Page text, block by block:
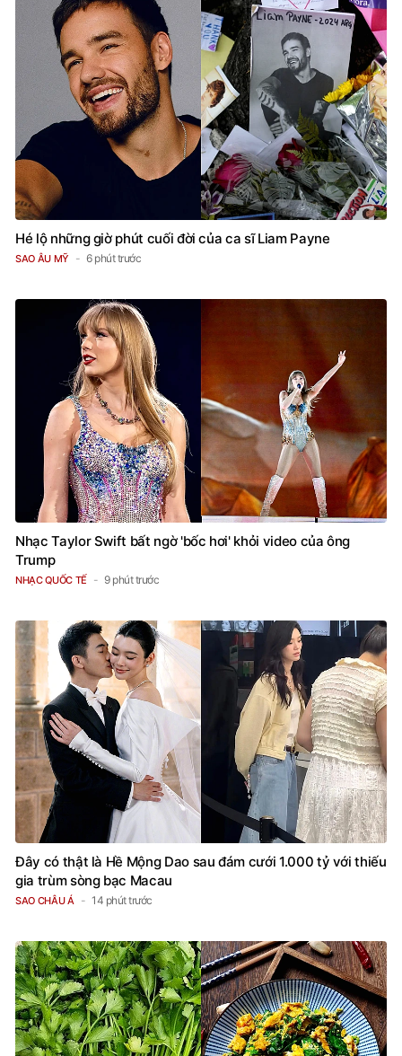
Hé lộ những giờ phút cuối đời của ca sĩ Liam Payne
SAO ÂU MỸ 6 phút trước
Nhạc Taylor Swift bất ngờ 'bốc hơi' khỏi video của ông
Trump
NHẠC QUỐC TẾ 9 phút trước
Đây có thật là Hề Mộng Dao sau đám cưới 1.000 tỷ với thiếu
gia trùm sòng bạc Macau
SAO CHÂU Á 14 phút trước